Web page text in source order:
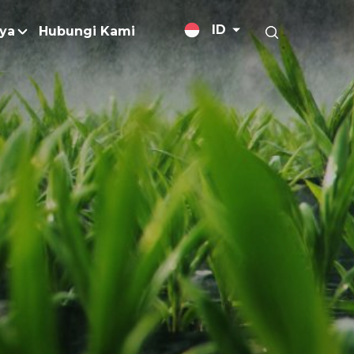
Kebakaran
Bebas Deforestasi
Rumah Kaca (GRK)
Pengurangan Bahan
Margarin / Shortening
Minyak Goreng
Minyak untuk Pengaplikasian
Pengemulsi
Perawatan Kulit
Produk Rumah Tangga
Rumen Bypass Fats
Surfaktan
Trigliserida Rantai Menengah
Vitamin E
Berita
Data dan Publikasi
Hubungi Kami ID